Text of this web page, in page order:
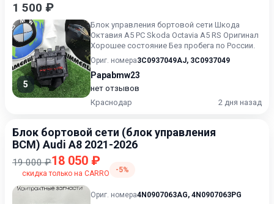
1 500 ₽
5
Блок управления бортовой сети Шкода
Октавия А5 РС Skoda Octavia A5 RS Оригинал
Хорошее состояние Без пробега по России.
Ориг. номера3C0937049AJ, 3C0937049
Papabmw23
нет отзывов
Краснодар
2 дня назад
Блок бортовой сети (блок управления
BCM) Audi A8 2021-2026
19 000 ₽18 050 ₽
скидка только на CARRO -5%
Ориг. номера4N0907063AG, 4N0907063PG